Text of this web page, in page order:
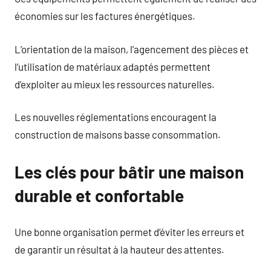
économies sur les factures énergétiques.
L’orientation de la maison, l’agencement des pièces et
l’utilisation de matériaux adaptés permettent
d’exploiter au mieux les ressources naturelles.
Les nouvelles réglementations encouragent la
construction de maisons basse consommation.
Les clés pour bâtir une maison
durable et confortable
Une bonne organisation permet d’éviter les erreurs et
de garantir un résultat à la hauteur des attentes.